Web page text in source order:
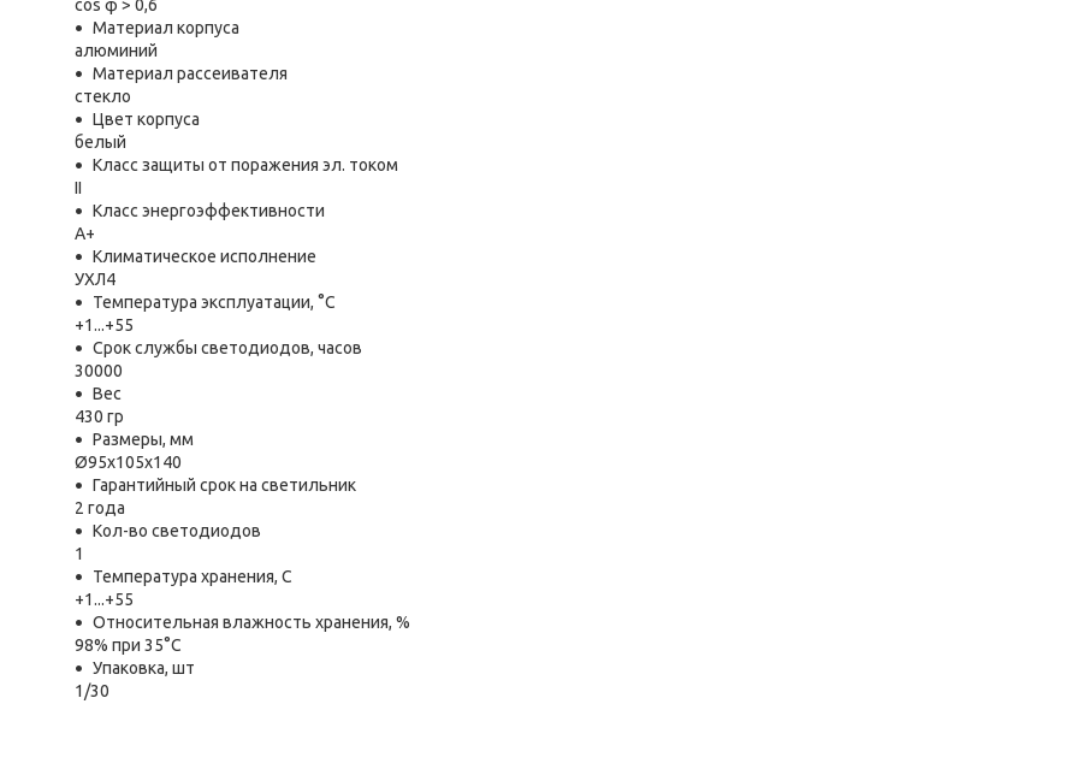
cos φ > 0,6
Материал корпуса
алюминий
Материал рассеивателя
стекло
Цвет корпуса
белый
Класс защиты от поражения эл. током
II
Класс энергоэффективности
A+
Климатическое исполнение
УХЛ4
Температура эксплуатации, °С
+1...+55
Срок службы светодиодов, часов
30000
Вес
430 гр
Размеры, мм
Ø95x105x140
Гарантийный срок на светильник
2 года
Кол-во светодиодов
1
Температура хранения, C
+1...+55
Относительная влажность хранения, %
98% при 35°C
Упаковка, шт
1/30